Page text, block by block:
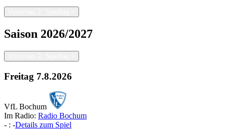
Saison 2026/2027
Freitag 7.8.2026
VfL Bochum
Im Radio: Radio Bochum
- : -Details zum Spiel